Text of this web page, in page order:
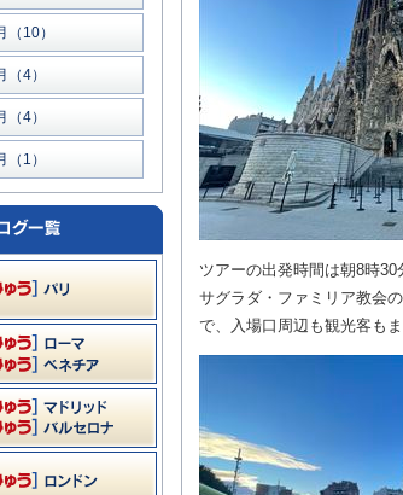
10）
4）
4）
1）
ツアーの出発時間は朝8時30
サグラダ・ファミリア教会
で、入場口周辺も観光客もま